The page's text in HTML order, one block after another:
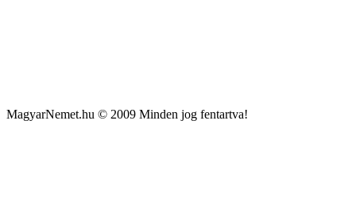
MagyarNemet.hu © 2009 Minden jog fentartva!